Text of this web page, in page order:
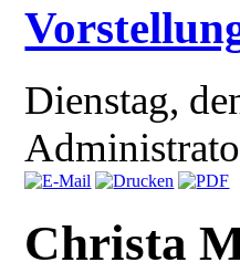
Dienstag,
Christa